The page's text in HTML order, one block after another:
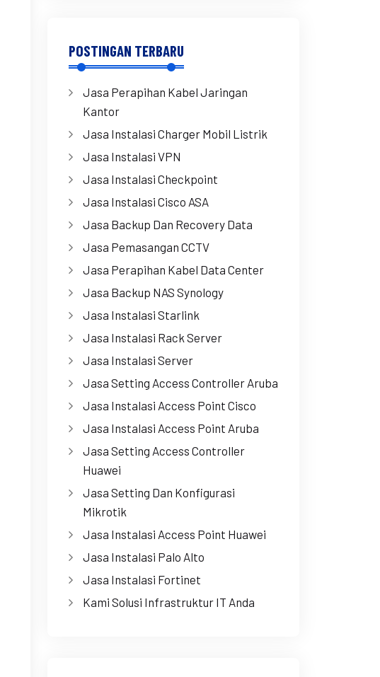
POSTINGAN TERBARU
Jasa Perapihan Kabel Jaringan
Kantor
Jasa Instalasi Charger Mobil Listrik
Jasa Instalasi VPN
Jasa Instalasi Checkpoint
Jasa Instalasi Cisco ASA
Jasa Backup Dan Recovery Data
Jasa Pemasangan CCTV
Jasa Perapihan Kabel Data Center
Jasa Backup NAS Synology
Jasa Instalasi Starlink
Jasa Instalasi Rack Server
Jasa Instalasi Server
Jasa Setting Access Controller Aruba
Jasa Instalasi Access Point Cisco
Jasa Instalasi Access Point Aruba
Jasa Setting Access Controller
Huawei
Jasa Setting Dan Konfigurasi
Mikrotik
Jasa Instalasi Access Point Huawei
Jasa Instalasi Palo Alto
Jasa Instalasi Fortinet
Kami Solusi Infrastruktur IT Anda